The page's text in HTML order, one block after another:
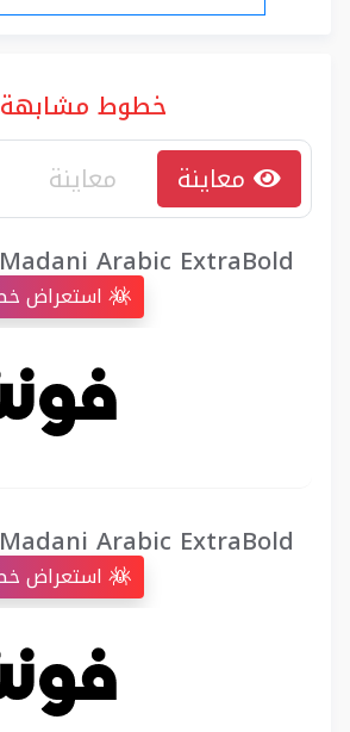
خطوط مشابهة
Madani Arabic ExtraBold
Madani Arabic ExtraBold